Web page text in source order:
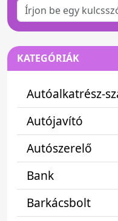
KATEGÓRIÁK
Autóalkatrész-
Autójavító
Autószerelő
Bank
Barkácsbolt